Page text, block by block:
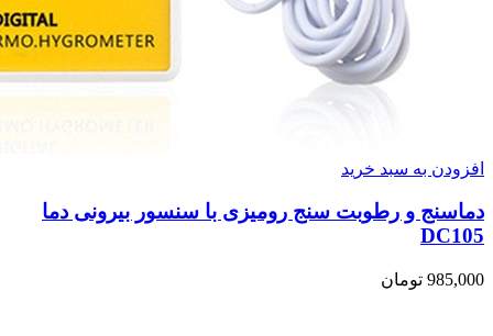
افزودن به سبد خرید
دماسنج و رطوبت سنج رومیزی با سنسور بیرونی دما
DC105
985,000 تومان